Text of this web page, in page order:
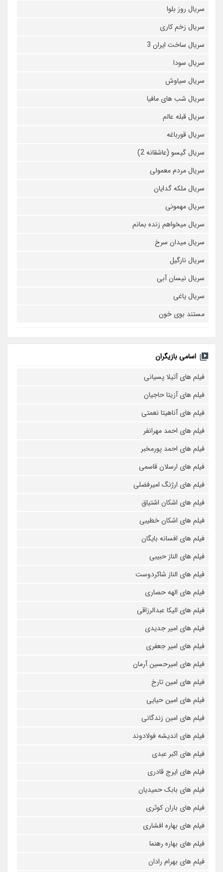
سریال روز بلوا
سریال زخم کاری
سریال ساخت ایران 3
سریال سودا
سریال سیاوش
سریال شب های مافیا
سریال قبله عالم
سریال قورباغه
سریال گیسو (عاشقانه 2)
سریال مردم معمولی
سریال ملکه گدایان
سریال مهمونی
سریال میخواهم زنده بمانم
سریال میدان سرخ
سریال نارگیل
سریال نیسان آبی
سریال یاغی
مستند بوی خون
اسامی بازیگران
فیلم های آتیلا پسیانی
فیلم های آزیتا حاجیان
فیلم های آناهیتا نعمتی
فیلم های احمد مهرانفر
فیلم های احمد پورمخبر
فیلم های ارسلان قاسمی
فیلم های ارژنگ امیرفضلی
فیلم های اشکان اشتیاق
فیلم های اشکان خطیبی
فیلم های افسانه بایگان
فیلم های الناز حبیبی
فیلم های الناز شاکردوست
فیلم های الهه حصاری
فیلم های الیکا عبدالرزاقی
فیلم های امیر جدیدی
فیلم های امیر جعفری
فیلم های امیرحسین آرمان
فیلم های امین تارخ
فیلم های امین حیایی
فیلم های امین زندگانی
فیلم های اندیشه فولادوند
فیلم های اکبر عبدی
فیلم های ایرج قادری
فیلم های بابک حمیدیان
فیلم های باران کوثری
فیلم های بهاره افشاری
فیلم های بهاره رهنما
فیلم های بهرام رادان